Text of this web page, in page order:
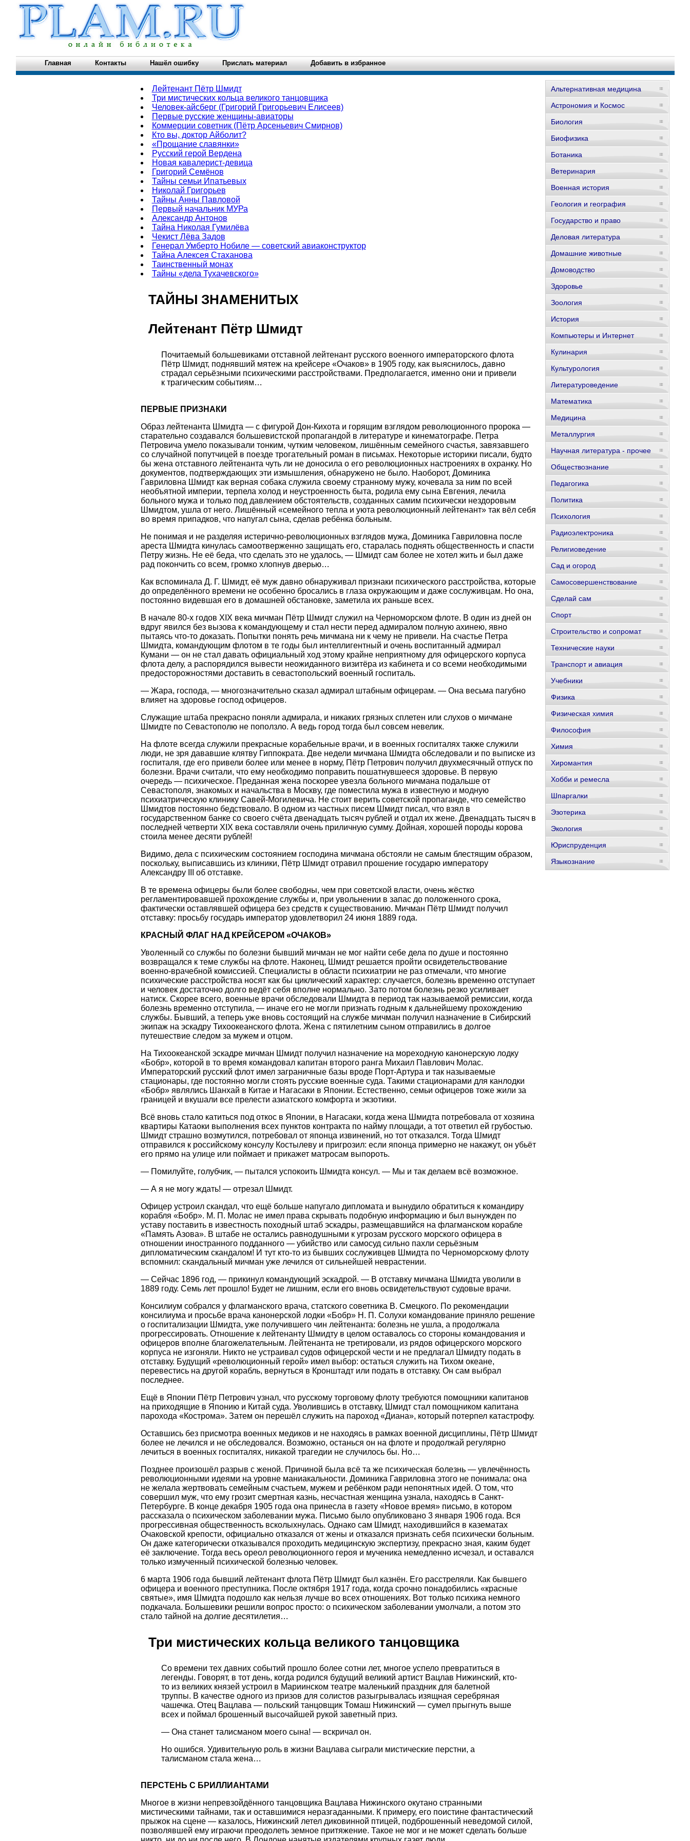
Главная Контакты Нашёл ошибку Прислать материал Добавить в избранное
Лейтенант Пётр Шмидт
Три мистических кольца великого танцовщика
Человек-айсберг (Григорий Григорьевич Елисеев)
Первые русские женщины-авиаторы
Коммерции советник (Пётр Арсеньевич Смирнов)
Кто вы, доктор Айболит?
«Прощание славянки»
Русский герой Вердена
Новая кавалерист-девица
Григорий Семёнов
Тайны семьи Ипатьевых
Николай Григорьев
Тайны Анны Павловой
Первый начальник МУРа
Александр Антонов
Тайна Николая Гумилёва
Чекист Лёва Задов
Генерал Умберто Нобиле — советский авиаконструктор
Тайна Алексея Стаханова
Таинственный монах
Тайны «дела Тухачевского»
ТАЙНЫ ЗНАМЕНИТЫХ
Лейтенант Пётр Шмидт
Почитаемый большевиками отставной лейтенант русского военного императорского флота
Пётр Шмидт, поднявший мятеж на крейсере «Очаков» в 1905 году, как выяснилось, давно
страдал серьёзными психическими расстройствами. Предполагается, именно они и привели
к трагическим событиям…
ПЕРВЫЕ ПРИЗНАКИ
Образ лейтенанта Шмидта — с фигурой Дон-Кихота и горящим взглядом революционного пророка —
старательно создавался большевистской пропагандой в литературе и кинематографе. Петра
Петровича умело показывали тонким, чутким человеком, лишённым семейного счастья, завязавшего
со случайной попутчицей в поезде трогательный роман в письмах. Некоторые историки писали, будто
бы жена отставного лейтенанта чуть ли не доносила о его революционных настроениях в охранку. Но
документов, подтверждающих эти измышления, обнаружено не было. Наоборот, Доминика
Гавриловна Шмидт как верная собака служила своему странному мужу, кочевала за ним по всей
необъятной империи, терпела холод и неустроенность быта, родила ему сына Евгения, лечила
больного мужа и только под давлением обстоятельств, созданных самим психически нездоровым
Шмидтом, ушла от него. Лишённый «семейного тепла и уюта революционный лейтенант» так вёл себя
во время припадков, что напугал сына, сделав ребёнка больным.
Не понимая и не разделяя истерично-революционных взглядов мужа, Доминика Гавриловна после
ареста Шмидта кинулась самоотверженно защищать его, старалась поднять общественность и спасти
Петру жизнь. Не её беда, что сделать это не удалось, — Шмидт сам более не хотел жить и был даже
рад покончить со всем, громко хлопнув дверью…
Как вспоминала Д. Г. Шмидт, её муж давно обнаруживал признаки психического расстройства, которые
до определённого времени не особенно бросались в глаза окружающим и даже сослуживцам. Но она,
постоянно видевшая его в домашней обстановке, заметила их раньше всех.
В начале 80-х годов XIX века мичман Пётр Шмидт служил на Черноморском флоте. В один из дней он
вдруг явился без вызова к командующему и стал нести перед адмиралом полную ахинею, явно
пытаясь что-то доказать. Попытки понять речь мичмана ни к чему не привели. На счастье Петра
Шмидта, командующим флотом в те годы был интеллигентный и очень воспитанный адмирал
Кумани — он не стал давать официальный ход этому крайне неприятному для офицерского корпуса
флота делу, а распорядился вывести неожиданного визитёра из кабинета и со всеми необходимыми
предосторожностями доставить в севастопольский военный госпиталь.
— Жара, господа, — многозначительно сказал адмирал штабным офицерам. — Она весьма пагубно
влияет на здоровье господ офицеров.
Служащие штаба прекрасно поняли адмирала, и никаких грязных сплетен или слухов о мичмане
Шмидте по Севастополю не поползло. А ведь город тогда был совсем невелик.
На флоте всегда служили прекрасные корабельные врачи, и в военных госпиталях также служили
люди, не зря дававшие клятву Гиппократа. Две недели мичмана Шмидта обследовали и по выписке из
госпиталя, где его привели более или менее в норму, Пётр Петрович получил двухмесячный отпуск по
болезни. Врачи считали, что ему необходимо поправить пошатнувшееся здоровье. В первую
очередь — психическое. Преданная жена поскорее увезла больного мичмана подальше от
Севастополя, знакомых и начальства в Москву, где поместила мужа в известную и модную
психиатрическую клинику Савей-Могилевича. Не стоит верить советской пропаганде, что семейство
Шмидтов постоянно бедствовало. В одном из частных писем Шмидт писал, что взял в
государственном банке со своего счёта двенадцать тысяч рублей и отдал их жене. Двенадцать тысяч в
последней четверти XIX века составляли очень приличную сумму. Дойная, хорошей породы корова
стоила менее десяти рублей!
Видимо, дела с психическим состоянием господина мичмана обстояли не самым блестящим образом,
поскольку, выписавшись из клиники, Пётр Шмидт отравил прошение государю императору
Александру III об отставке.
В те времена офицеры были более свободны, чем при советской власти, очень жёстко
регламентировавшей прохождение службы и, при увольнении в запас до положенного срока,
фактически оставлявшей офицера без средств к существованию. Мичман Пётр Шмидт получил
отставку: просьбу государь император удовлетворил 24 июня 1889 года.
КРАСНЫЙ ФЛАГ НАД КРЕЙСЕРОМ «ОЧАКОВ»
Уволенный со службы по болезни бывший мичман не мог найти себе дела по душе и постоянно
возвращался к теме службы на флоте. Наконец, Шмидт решается пройти освидетельствование
военно-врачебной комиссией. Специалисты в области психиатрии не раз отмечали, что многие
психические расстройства носят как бы циклический характер: случается, болезнь временно отступает
и человек достаточно долго ведёт себя вполне нормально. Зато потом болезнь резко усиливает
натиск. Скорее всего, военные врачи обследовали Шмидта в период так называемой ремиссии, когда
болезнь временно отступила, — иначе его не могли признать годным к дальнейшему прохождению
службы. Бывший, а теперь уже вновь состоящий на службе мичман получил назначение в Сибирский
экипаж на эскадру Тихоокеанского флота. Жена с пятилетним сыном отправились в долгое
путешествие следом за мужем и отцом.
На Тихоокеанской эскадре мичман Шмидт получил назначение на мореходную канонерскую лодку
«Бобр», которой в то время командовал капитан второго ранга Михаил Павлович Молас.
Императорский русский флот имел заграничные базы вроде Порт-Артура и так называемые
стационары, где постоянно могли стоять русские военные суда. Такими стационарами для канлодки
«Бобр» являлись Шанхай в Китае и Нагасаки в Японии. Естественно, семьи офицеров тоже жили за
границей и вкушали все прелести азиатского комфорта и экзотики.
Всё вновь стало катиться под откос в Японии, в Нагасаки, когда жена Шмидта потребовала от хозяина
квартиры Катаоки выполнения всех пунктов контракта по найму площади, а тот ответил ей грубостью.
Шмидт страшно возмутился, потребовал от японца извинений, но тот отказался. Тогда Шмидт
отправился к российскому консулу Костылеву и пригрозил: если японца примерно не накажут, он убьёт
его прямо на улице или поймает и прикажет матросам выпороть.
— Помилуйте, голубчик, — пытался успокоить Шмидта консул. — Мы и так делаем всё возможное.
— А я не могу ждать! — отрезал Шмидт.
Офицер устроил скандал, что ещё больше напугало дипломата и вынудило обратиться к командиру
корабля «Бобр». М. П. Молас не имел права скрывать подобную информацию и был вынужден по
уставу поставить в известность походный штаб эскадры, размещавшийся на флагманском корабле
«Память Азова». В штабе не остались равнодушными к угрозам русского морского офицера в
отношении иностранного подданного — убийство или самосуд сильно пахли серьёзным
дипломатическим скандалом! И тут кто-то из бывших сослуживцев Шмидта по Черноморскому флоту
вспомнил: скандальный мичман уже лечился от сильнейшей неврастении.
— Сейчас 1896 год, — прикинул командующий эскадрой. — В отставку мичмана Шмидта уволили в
1889 году. Семь лет прошло! Будет не лишним, если его вновь освидетельствуют судовые врачи.
Консилиум собрался у флагманского врача, статского советника В. Смецкого. По рекомендации
консилиума и просьбе врача канонерской лодки «Бобр» Н. П. Солухи командование приняло решение
о госпитализации Шмидта, уже получившего чин лейтенанта: болезнь не ушла, а продолжала
прогрессировать. Отношение к лейтенанту Шмидту в целом оставалось со стороны командования и
офицеров вполне благожелательным. Лейтенанта не третировали, из рядов офицерского морского
корпуса не изгоняли. Никто не устраивал судов офицерской чести и не предлагал Шмидту подать в
отставку. Будущий «революционный герой» имел выбор: остаться служить на Тихом океане,
перевестись на другой корабль, вернуться в Кронштадт или подать в отставку. Он сам выбрал
последнее.
Ещё в Японии Пётр Петрович узнал, что русскому торговому флоту требуются помощники капитанов
на приходящие в Японию и Китай суда. Уволившись в отставку, Шмидт стал помощником капитана
парохода «Кострома». Затем он перешёл служить на пароход «Диана», который потерпел катастрофу.
Оставшись без присмотра военных медиков и не находясь в рамках военной дисциплины, Пётр Шмидт
более не лечился и не обследовался. Возможно, останься он на флоте и продолжай регулярно
лечиться в военных госпиталях, никакой трагедии не случилось бы. Но…
Позднее произошёл разрыв с женой. Причиной была всё та же психическая болезнь — увлечённость
революционными идеями на уровне маниакальности. Доминика Гавриловна этого не понимала: она
не желала жертвовать семейным счастьем, мужем и ребёнком ради непонятных идей. О том, что
совершил муж, что ему грозит смертная казнь, несчастная женщина узнала, находясь в Санкт-
Петербурге. В конце декабря 1905 года она принесла в газету «Новое время» письмо, в котором
рассказала о психическом заболевании мужа. Письмо было опубликовано 3 января 1906 года. Вся
прогрессивная общественность всколыхнулась. Однако сам Шмидт, находившийся в казематах
Очаковской крепости, официально отказался от жены и отказался признать себя психически больным.
Он даже категорически отказывался проходить медицинскую экспертизу, прекрасно зная, каким будет
её заключение. Тогда весь ореол революционного героя и мученика немедленно исчезал, и оставался
только измученный психической болезнью человек.
6 марта 1906 года бывший лейтенант флота Пётр Шмидт был казнён. Его расстреляли. Как бывшего
офицера и военного преступника. После октября 1917 года, когда срочно понадобились «красные
святые», имя Шмидта подошло как нельзя лучше во всех отношениях. Вот только психика немного
подкачала. Большевики решили вопрос просто: о психическом заболевании умолчали, а потом это
стало тайной на долгие десятилетия…
Три мистических кольца великого танцовщика
Со времени тех давних событий прошло более сотни лет, многое успело превратиться в
легенды. Говорят, в тот день, когда родился будущий великий артист Вацлав Нижинский, кто-
то из великих князей устроил в Мариинском театре маленький праздник для балетной
труппы. В качестве одного из призов для солистов разыгрывалась изящная серебряная
чашечка. Отец Вацлава — польский танцовщик Томаш Нижинский — сумел прыгнуть выше
всех и поймал брошенный высочайшей рукой заветный приз.
— Она станет талисманом моего сына! — вскричал он.
Но ошибся. Удивительную роль в жизни Вацлава сыграли мистические перстни, а
талисманом стала жена…
ПЕРСТЕНЬ С БРИЛЛИАНТАМИ
Многое в жизни непревзойдённого танцовщика Вацлава Нижинского окутано странными
мистическими тайнами, так и оставшимися неразгаданными. К примеру, его поистине фантастический
прыжок на сцене — казалось, Нижинский летел диковинной птицей, подброшенный неведомой силой,
позволявшей ему играючи преодолеть земное притяжение. Такое не мог и не может сделать больше
Альтернативная медицина
Астрономия и Космос
Биология
Биофизика
Ботаника
Ветеринария
Военная история
Геология и география
Государство и право
Деловая литература
Домашние животные
Домоводство
Здоровье
Зоология
История
Компьютеры и Интернет
Кулинария
Культурология
Литературоведение
Математика
Медицина
Металлургия
Научная литература - прочее
Обществознание
Педагогика
Политика
Психология
Радиоэлектроника
Религиоведение
Сад и огород
Самосовершенствование
Сделай сам
Спорт
Строительство и сопромат
Технические науки
Транспорт и авиация
Учебники
Физика
Физическая химия
Философия
Химия
Хиромантия
Хобби и ремесла
Шпаргалки
Эзотерика
Экология
Юриспруденция
Языкознание